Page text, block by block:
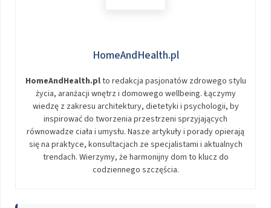
HomeAndHealth.pl
HomeAndHealth.plto redakcja pasjonatów zdrowego stylu
życia, aranżacji wnętrz i domowego wellbeing. Łączymy
wiedzę z zakresu architektury, dietetyki i psychologii, by
inspirować do tworzenia przestrzeni sprzyjających
równowadze ciała i umysłu. Nasze artykuły i porady opierają
się na praktyce, konsultacjach ze specjalistami i aktualnych
trendach. Wierzymy, że harmonijny dom to klucz do
codziennego szczęścia.